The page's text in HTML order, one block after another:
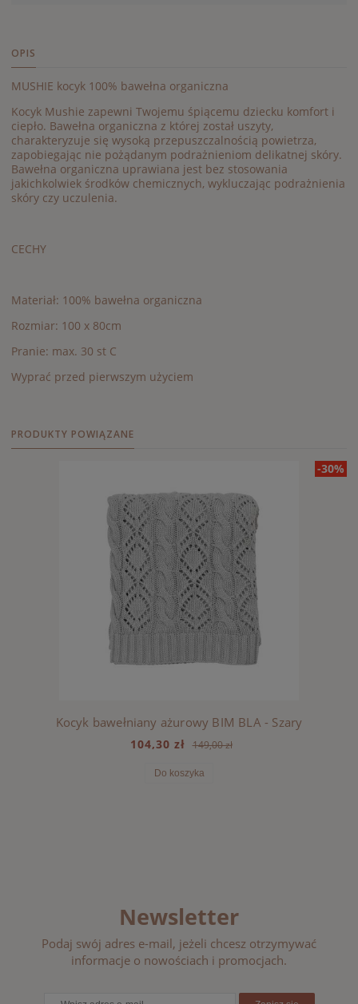
OPIS
MUSHIE kocyk 100% bawełna organiczna
Kocyk Mushie zapewni Twojemu śpiącemu dziecku komfort i
ciepło. Bawełna organiczna z której został uszyty,
charakteryzuje się wysoką przepuszczalnością powietrza,
zapobiegając nie pożądanym podrażnieniom delikatnej skóry.
Bawełna organiczna uprawiana jest bez stosowania
jakichkolwiek środków chemicznych, wykluczając podrażnienia
skóry czy uczulenia.
CECHY
Materiał: 100% bawełna organiczna
Rozmiar: 100 x 80cm
Pranie: max. 30 st C
Wyprać przed pierwszym użyciem
PRODUKTY POWIĄZANE
-30%
Kocyk bawełniany ażurowy BIM BLA - Szary
104,30 zł 149,00 zł
Do koszyka
Newsletter
Podaj swój adres e-mail, jeżeli chcesz otrzymywać
informacje o nowościach i promocjach.